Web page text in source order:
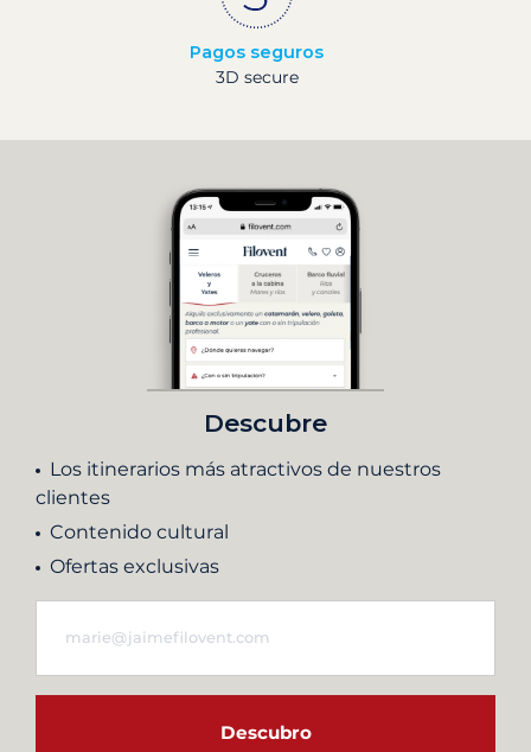
Pagos seguros
3D secure
Descubre
Los itinerarios más atractivos de nuestros
clientes
Contenido cultural
Ofertas exclusivas
Descubro